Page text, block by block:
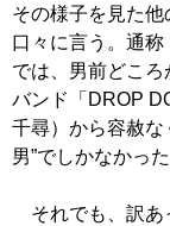
その様子を見た
口々に言う。通
では、男前どこ
バンド「DROP
千尋）から容赦な
男”でしかなかった
それでも、訳あ